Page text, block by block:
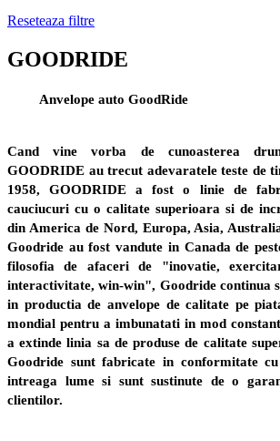
Reseteaza filtre
GOODRIDE
Anvelope auto GoodRide
Cand vine vorba de cunoasterea
GOODRIDE au trecut adevaratele teste de
1958, GOODRIDE a fost o linie de
cauciucuri cu o calitate superioara si de
din America de Nord, Europa, Asia,
Goodride au fost vandute in Canada de
filosofia de afaceri de "inovatie,
interactivitate, win-win", Goodride continua
in productia de anvelope de calitate pe
mondial pentru a imbunatati in mod
a extinde linia sa de produse de calitate
Goodride sunt fabricate in conformitate
intreaga lume si sunt sustinute de o
clientilor.